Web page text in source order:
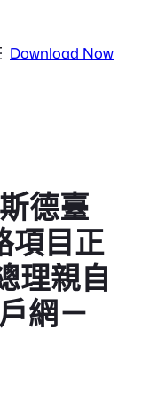
Download Now
德臺
項目正
理親自
網－